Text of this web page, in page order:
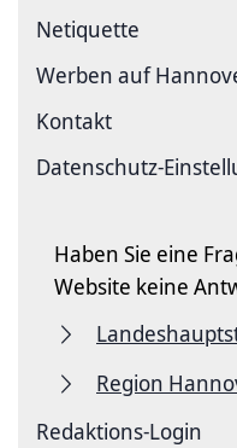
Netiquette
Werben auf
Kontakt
Datenschutz-
Haben Sie eine
Website keine
Region
Redaktions-Login